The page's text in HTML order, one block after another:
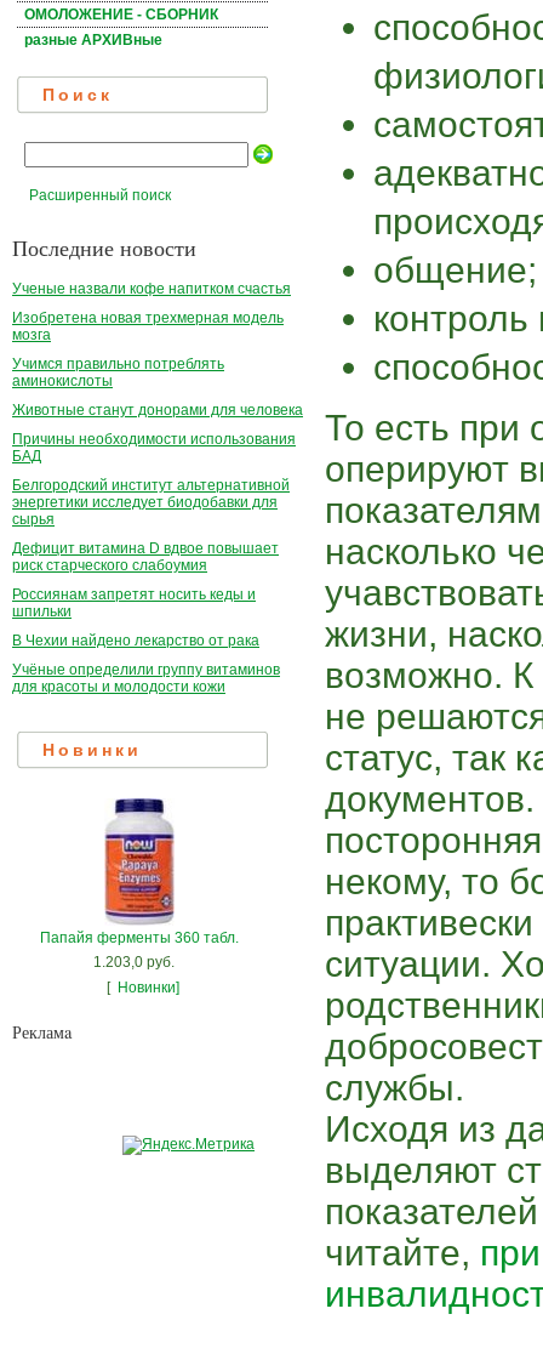
ОМОЛОЖЕНИЕ - СБОРНИК
разные АРХИВные
Поиск
Расширенный поиск
Последние новости
Ученые назвали кофе напитком счастья
Изобретена новая трехмерная модель
мозга
Учимся правильно потреблять
аминокислоты
Животные станут донорами для человека
Причины необходимости использования
БАД
Белгородский институт альтернативной
энергетики исследует биодобавки для
сырья
Дефицит витамина D вдвое повышает
риск старческого слабоумия
Россиянам запретят носить кеды и
шпильки
В Чехии найдено лекарство от рака
Учёные определили группу витаминов
для красоты и молодости кожи
Новинки
Папайя ферменты 360 табл.
1.203,0 руб.
[ Новинки]
Рекламa
общение;
То есть при
оперируют
насколько
жизни,
возможно.
не
статус, так
некому, то
ситуации.
службы.
Исходя из
выделяют
читайте,